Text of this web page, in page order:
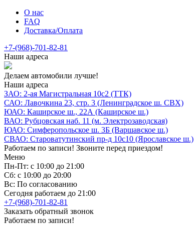
О нас
FAQ
Доставка/Оплата
+7-(968)-701-82-81
Наши адреса
Делаем автомобили лучше!
Наши адреса
ЗАО: 2-ая Магистральная 10с2 (ТТК)
САО: Лавочкина 23, стр. 3 (Ленинградское ш. СВХ)
ЮАО: Каширское ш., 22А (Каширское ш.)
ВАО: Рубцовская наб. 11 (м. Электрозаводская)
ЮАО: Симферопольское ш. 3Б (Варшавское ш.)
СВАО: Староватутинский пр-д 10с10 (Ярославское ш.)
Работаем по записи! Звоните перед приездом!
Меню
Пн-Пт: с 10:00 до 21:00
Сб: с 10:00 до 20:00
Вс: По согласованию
Сегодня работаем до 21:00
+7-(968)-701-82-81
Заказать обратный звонок
Работаем по записи!